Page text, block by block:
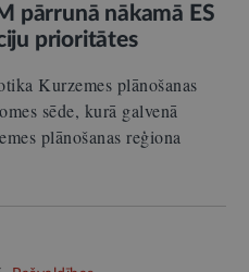
pārrunā nākamā ES
prioritātes
Kurzemes plānošanas
sēde, kurā galvenā
plānošanas reģiona